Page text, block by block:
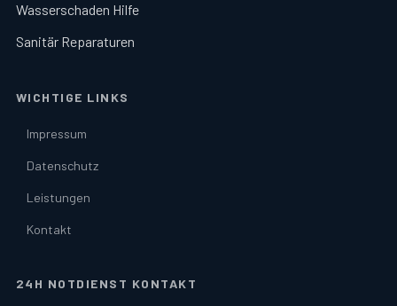
Wasserschaden Hilfe
Sanitär Reparaturen
WICHTIGE LINKS
Impressum
Datenschutz
Leistungen
Kontakt
24H NOTDIENST KONTAKT